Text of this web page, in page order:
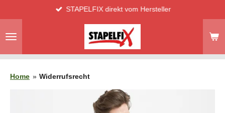
Hauptinhalt
springen
STAPELFIX direkt vom Hersteller
Home » Widerrufsrecht